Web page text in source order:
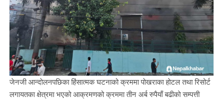
जेनजी आन्दोलनपछिका हिंसात्मक घटनाको क्रममा पोखराका होटल तथा रिसोर्ट
लगायतका क्षेत्रमा भएको आक्रमणको क्रममा तीन अर्ब रुपैयाँ बढीको सम्पत्ती